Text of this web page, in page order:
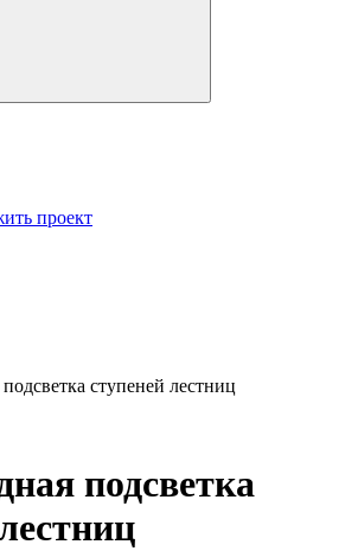
проект
ступеней лестниц
подсветка